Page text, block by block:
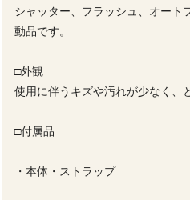
シャッター、フラッシュ、オート
動品です。
□外観
使用に伴うキズや汚れが少なく、
□付属品
・本体・ストラップ